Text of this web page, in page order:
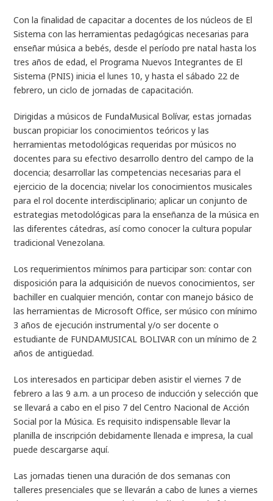
Con la finalidad de capacitar a docentes de los núcleos de El
Sistema con las herramientas pedagógicas necesarias para
enseñar música a bebés, desde el período pre natal hasta los
tres años de edad, el Programa Nuevos Integrantes de El
Sistema (PNIS) inicia el lunes 10, y hasta el sábado 22 de
febrero, un ciclo de jornadas de capacitación.
Dirigidas a músicos de FundaMusical Bolívar, estas jornadas
buscan propiciar los conocimientos teóricos y las
herramientas metodológicas requeridas por músicos no
docentes para su efectivo desarrollo dentro del campo de la
docencia; desarrollar las competencias necesarias para el
ejercicio de la docencia; nivelar los conocimientos musicales
para el rol docente interdisciplinario; aplicar un conjunto de
estrategias metodológicas para la enseñanza de la música en
las diferentes cátedras, así como conocer la cultura popular
tradicional Venezolana.
Los requerimientos mínimos para participar son: contar con
disposición para la adquisición de nuevos conocimientos, ser
bachiller en cualquier mención, contar con manejo básico de
las herramientas de Microsoft Office, ser músico con mínimo
3 años de ejecución instrumental y/o ser docente o
estudiante de FUNDAMUSICAL BOLIVAR con un mínimo de 2
años de antigüedad.
Los interesados en participar deben asistir el viernes 7 de
febrero a las 9 a.m. a un proceso de inducción y selección que
se llevará a cabo en el piso 7 del Centro Nacional de Acción
Social por la Música. Es requisito indispensable llevar la
planilla de inscripción debidamente llenada e impresa, la cual
puede descargarse aquí.
Las jornadas tienen una duración de dos semanas con
talleres presenciales que se llevarán a cabo de lunes a viernes